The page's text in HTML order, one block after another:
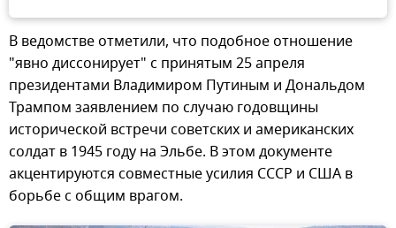
В ведомстве отметили, что подобное отношение
"явно диссонирует" с принятым 25 апреля
президентами Владимиром Путиным и Дональдом
Трампом заявлением по случаю годовщины
исторической встречи советских и американских
солдат в 1945 году на Эльбе. В этом документе
акцентируются совместные усилия СССР и США в
борьбе с общим врагом.